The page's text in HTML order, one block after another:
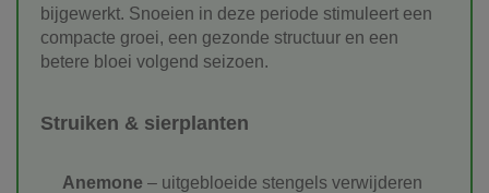
bijgewerkt. Snoeien in deze periode stimuleert een
compacte groei, een gezonde structuur en een
betere bloei volgend seizoen.
Struiken & sierplanten
Anemone – uitgebloeide stengels verwijderen